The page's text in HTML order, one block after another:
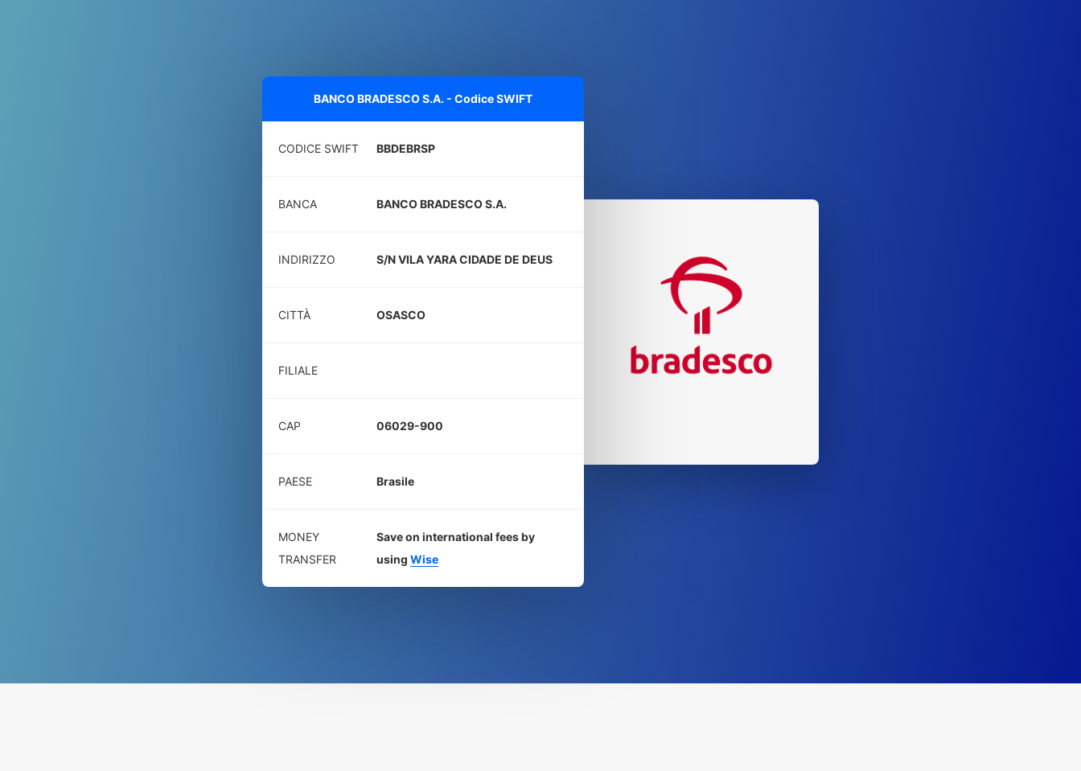
BANCO BRADESCO S.A. - Codice SWIFT
CODICE SWIFT BBDEBRSP
BANCA BANCO BRADESCO S.A.
INDIRIZZO S/N VILA YARA CIDADE DE DEUS
CITTÀ OSASCO
FILIALE
CAP 06029-900
PAESE Brasile
MONEY
TRANSFER
Save on international fees by
usingWise